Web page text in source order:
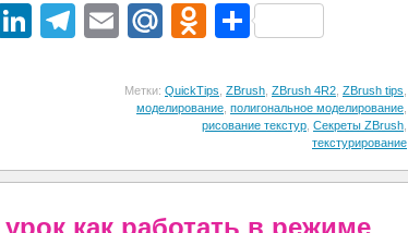
TwitterLinkedIn
Telegram
EmailMail.RuOdnoklassniki
Отправить
Метки: QuickTips ZBrush ZBrush 4R2 ZBrush tips
моделирование полигональное моделирование
рисование текстур Секреты ZBrush
текстурирование